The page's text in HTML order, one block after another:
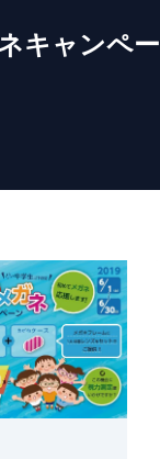
キャンペー